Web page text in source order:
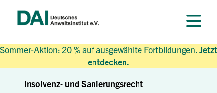
Sommer-Aktion: 20 % auf ausgewählte Fortbildungen.Jetzt
entdecken.
Insolvenz- und Sanierungsrecht